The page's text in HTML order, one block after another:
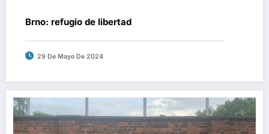
Brno: refugio de libertad
29 De Mayo De 2024